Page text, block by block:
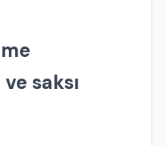
saksı